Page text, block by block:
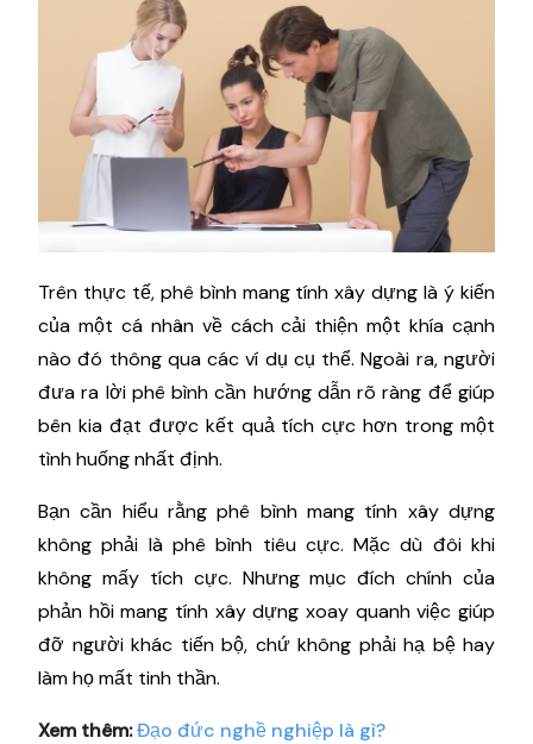
Trên thực tế, phê bình mang tính xây dựng là ý kiến
của một cá nhân về cách cải thiện một khía cạnh
nào đó thông qua các ví dụ cụ thể. Ngoài ra, người
đưa ra lời phê bình cần hướng dẫn rõ ràng để giúp
bên kia đạt được kết quả tích cực hơn trong một
tình huống nhất định.
Bạn cần hiểu rằng phê bình mang tính xây dựng
không phải là phê bình tiêu cực. Mặc dù đôi khi
không mấy tích cực. Nhưng mục đích chính của
phản hồi mang tính xây dựng xoay quanh việc giúp
đỡ người khác tiến bộ, chứ không phải hạ bệ hay
làm họ mất tinh thần.
Xem thêm:Đạo đức nghề nghiệp là gì?